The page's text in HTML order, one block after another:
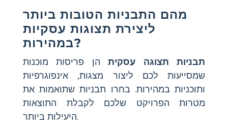
מהם התבניות הטובות ביותר
ליצירת תצוגות עסקיות
במהירות?
תבניות תצוגה עסקיתהן פריסות מוכנות
שמסייעות לכם ליצור מצגות, אינפוגרפיות
ותוכניות במהירות. בחרו תבניות שתואמות את
מטרות הפרויקט שלכם לקבלת התוצאות
היעילות ביותר.